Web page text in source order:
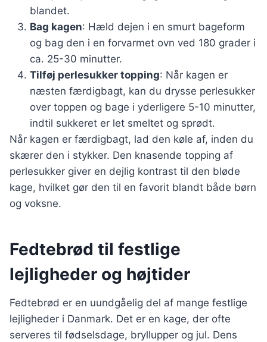
blandet.
Bag kagen: Hæld dejen i en smurt bageform
og bag den i en forvarmet ovn ved 180 grader i
ca. 25-30 minutter.
Tilføj perlesukker topping: Når kagen er
næsten færdigbagt, kan du drysse perlesukker
over toppen og bage i yderligere 5-10 minutter,
indtil sukkeret er let smeltet og sprødt.
Når kagen er færdigbagt, lad den køle af, inden du
skærer den i stykker. Den knasende topping af
perlesukker giver en dejlig kontrast til den bløde
kage, hvilket gør den til en favorit blandt både børn
og voksne.
Fedtebrød til festlige
lejligheder og højtider
Fedtebrød er en uundgåelig del af mange festlige
lejligheder i Danmark. Det er en kage, der ofte
serveres til fødselsdage, bryllupper og jul. Dens